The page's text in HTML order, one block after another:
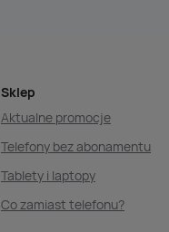
Sklep
Aktualne promocje
Telefony bez abonamentu
Tablety i laptopy
Co zamiast telefonu?